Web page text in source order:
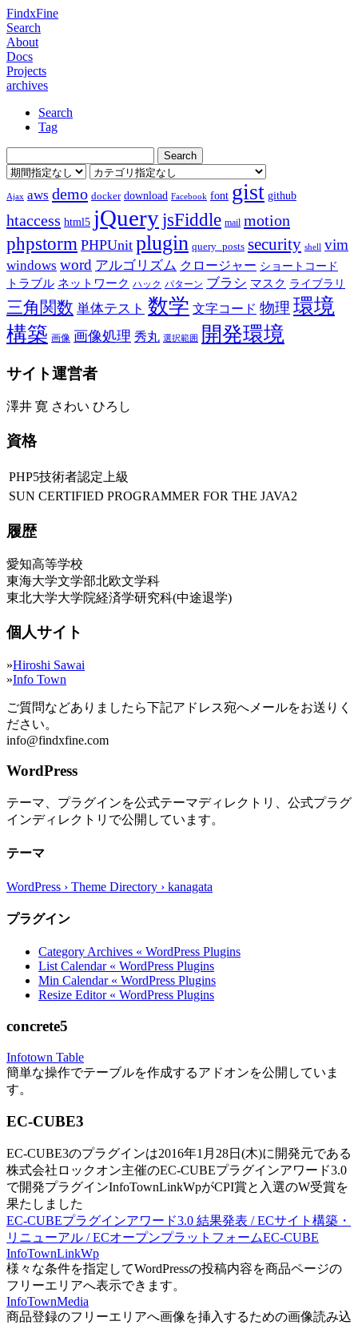
FindxFine
Search
About
Docs
Projects
archives
Search
Tag
Ajax aws demo docker download Facebook font gist github
htaccess html5 jQuery jsFiddle mail motion
phpstorm PHPUnit plugin query_posts security shell vim
windows word アルゴリズム クロージャー ショートコード
トラブル ネットワーク ハック パターン ブラシ マスク ライブラリ
三角関数 単体テスト 数学 文字コード 物理 環境
構築 画像 画像処理 秀丸 選択範囲 開発環境
サイト運営者
澤井 寛 さわい ひろし
資格
PHP5技術者認定上級
SUN CERTIFIED PROGRAMMER FOR THE JAVA2
履歴
愛知高等学校
東海大学文学部北欧文学科
東北大学大学院経済学研究科(中途退学)
個人サイト
»Hiroshi Sawai
»Info Town
ご質問などありましたら下記アドレス宛へメールをお送りく
ださい。
info@findxfine.com
WordPress
テーマ、プラグインを公式テーマディレクトリ、公式プラグ
インディレクトリで公開しています。
テーマ
WordPress › Theme Directory › kanagata
プラグイン
Category Archives « WordPress Plugins
List Calendar « WordPress Plugins
Min Calendar « WordPress Plugins
Resize Editor « WordPress Plugins
concrete5
Infotown Table
簡単な操作でテーブルを作成するアドオンを公開していま
す。
EC-CUBE3
EC-CUBE3のプラグインは2016年1月28日(木)に開発元である
株式会社ロックオン主催のEC-CUBEプラグインアワード3.0
で開発プラグインInfoTownLinkWpがCPI賞と入選のW受賞を
果たしました
EC-CUBEプラグインアワード3.0 結果発表 / ECサイト構築・
リニューアル / ECオープンプラットフォームEC-CUBE
InfoTownLinkWp
様々な条件を指定してWordPressの投稿内容を商品ページの
フリーエリアへ表示できます。
InfoTownMedia
商品登録のフリーエリアへ画像を挿入するための画像読み込